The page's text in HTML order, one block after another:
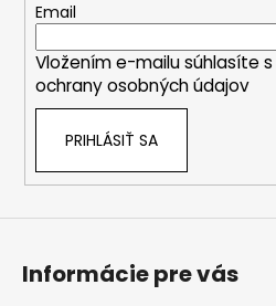
Email
Vložením e-mailu súhlasíte s
ochrany osobných údajov
PRIHLÁSIŤ SA
Informácie pre vás